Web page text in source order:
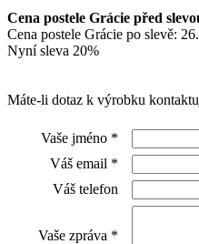
Cena postele Grácie před
Cena postele Grácie po slevě:
Nyní sleva 20%
Máte-li dotaz k výrobku
Vaše jméno *
Váš email *
Váš telefon
Vaše zpráva *